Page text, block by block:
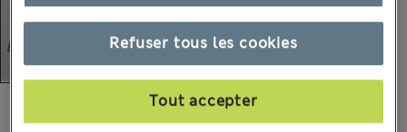
Tous les prix incluent les taxes et les frais de douanes
Refuser tous les cookies
Tout accepter